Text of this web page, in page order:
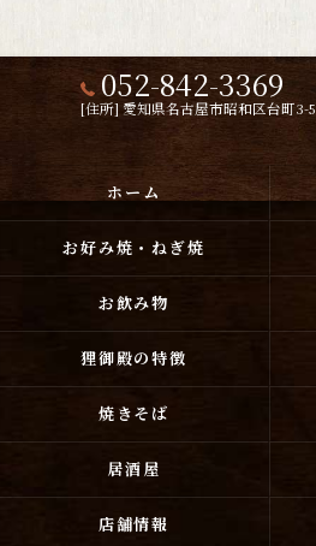
052-842-3369
[住所] 愛知県名古屋市昭和区台町3-5
ホーム
お好み焼・ねぎ焼
お飲み物
狸御殿の特徴
焼きそば
居酒屋
店舗情報